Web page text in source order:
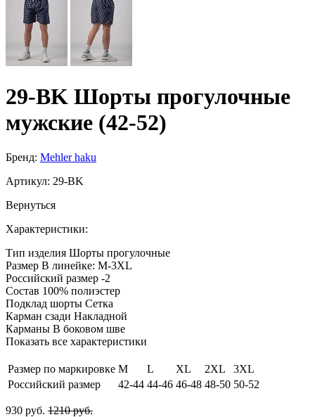
29-BK Шорты прогулочные
мужские (42-52)
Бренд: Mehler haku
Артикул: 29-BK
Вернуться
Характеристики:
Тип изделия Шорты прогулочные
Размер В линейке: M-3XL
Российский размер -2
Состав 100% полиэстер
Подклад шорты Сетка
Карман сзади Накладной
Карманы В боковом шве
Показать все характеристики
Размер по маркировке M L XL 2XL
3XL
Российский размер
42-44 44-46 46-48 48-50 50-52
930 руб. 1210 руб.